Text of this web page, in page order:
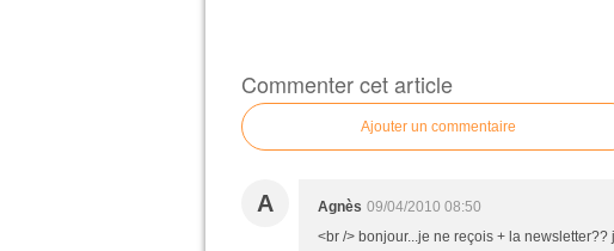
Commenter cet article
Ajouter un commentaire
A Agnès 09/04/2010 08:50
<br /> bonjour...je ne reçois + la